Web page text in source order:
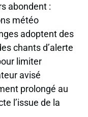
abondent :
météo
adoptent des
chants d’alerte
limiter
avisé
prolongé au
l’issue de la